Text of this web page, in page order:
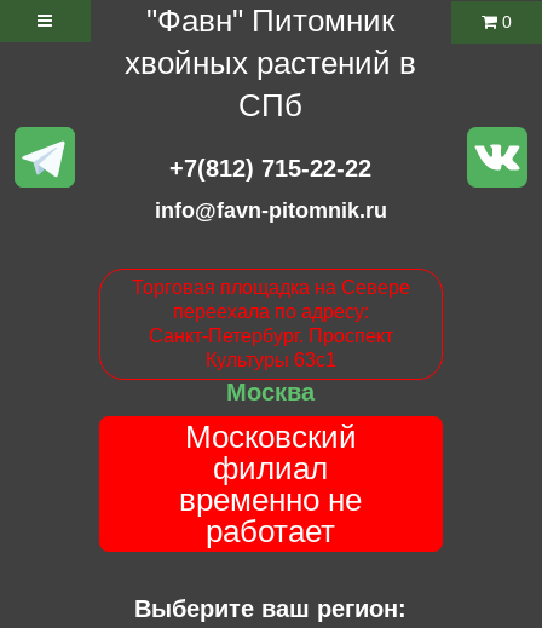
"Фавн" Питомник
хвойных растений в
СПб
+7(812) 715-22-22
info@favn-pitomnik.ru
Торговая площадка на Севере
переехала по адресу:
Санкт-Петербург. Проспект
Культуры 63с1
Москва
Московский
филиал
временно не
работает
Выберите ваш регион:
0